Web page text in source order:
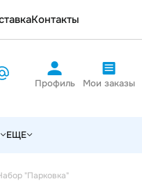
Контакты
Профиль Мои заказы
ЕЩЕ
"Парковка"